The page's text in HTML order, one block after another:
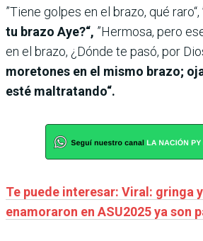
”Tiene golpes en el brazo, qué raro“,
tu brazo Aye?“, ”Hermosa, pero
en el brazo, ¿Dónde te pasó, por
moretones en el mismo brazo;
esté maltratando“.
Te puede interesar: Viral: gringa
enamoraron en ASU2025 ya son